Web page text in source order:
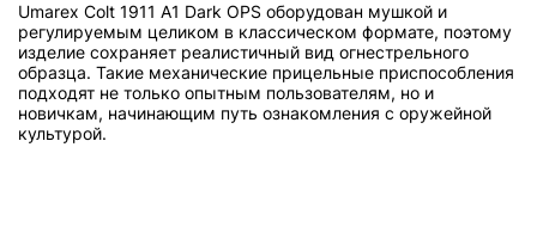
Umarex Colt 1911 A1 Dark OPS оборудован мушкой и
регулируемым целиком в классическом формате, поэтому
изделие сохраняет реалистичный вид огнестрельного
образца. Такие механические прицельные приспособления
подходят не только опытным пользователям, но и
новичкам, начинающим путь ознакомления с оружейной
культурой.